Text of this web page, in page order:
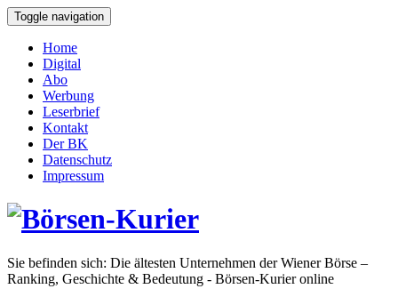
Toggle navigation
Home
Digital
Abo
Werbung
Leserbrief
Kontakt
Der BK
Datenschutz
Impressum
Sie befinden sich: Die ältesten Unternehmen der Wiener Börse –
Ranking, Geschichte & Bedeutung - Börsen-Kurier online